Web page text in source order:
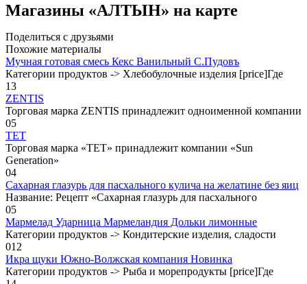
Магазины «АЛТЫН» на карте
Поделиться с друзьями
Похожие материалы
Мучная готовая смесь Кекс Ванильный С.Пудовъ
Категории продуктов -> Хлебобулочные изделия [price]Где
13
ZENTIS
Торговая марка ZENTIS принадлежит одноименной компании
05
TET
Торговая марка «TET» принадлежит компании «Sun
Generation»
04
Сахарная глазурь для пасхального кулича на желатине без яиц
Название: Рецепт «Сахарная глазурь для пасхального
05
Мармелад Ударница Мармеландия Дольки лимонные
Категории продуктов -> Кондитерские изделия, сладости
012
Икра щуки Южно-Волжская компания Новинка
Категории продуктов -> Рыба и морепродукты [price]Где